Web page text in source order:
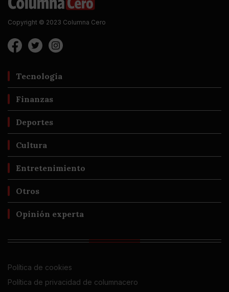
Copyright © 2023 Columna Cero
Tecnología
Finanzas
Deportes
Cultura
Entretenimiento
Otros
Opinión experta
Política de cookies
Política de privacidad de columnacero